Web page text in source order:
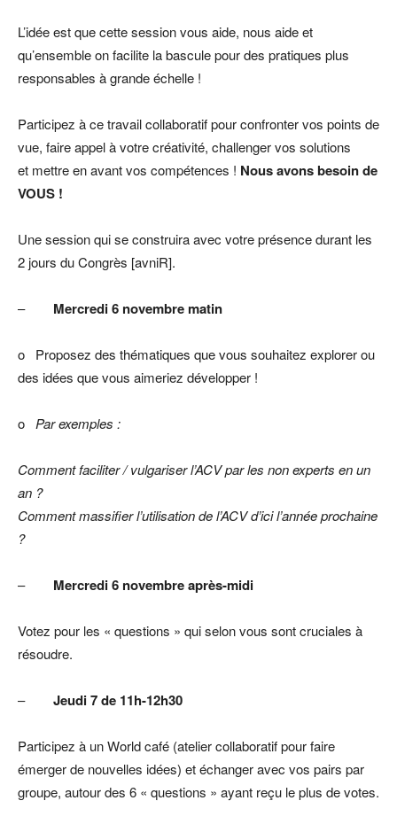
L’idée est que cette session vous aide, nous aide et
qu’ensemble on facilite la bascule pour des pratiques plus
responsables à grande échelle !
Participez à ce travail collaboratif pour confronter vos points de
vue, faire appel à votre créativité, challenger vos solutions
et mettre en avant vos compétences ! Nous avons besoin de
VOUS !
Une session qui se construira avec votre présence durant les
2 jours du Congrès [avniR].
– Mercredi 6 novembre matin
o Proposez des thématiques que vous souhaitez explorer ou
des idées que vous aimeriez développer !
o Par exemples :
Comment faciliter / vulgariser l’ACV par les non experts en un
an ?
Comment massifier l’utilisation de l’ACV d’ici l’année prochaine
?
– Mercredi 6 novembre après-midi
Votez pour les « questions » qui selon vous sont cruciales à
résoudre.
– Jeudi 7 de 11h-12h30
Participez à un World café (atelier collaboratif pour faire
émerger de nouvelles idées) et échanger avec vos pairs par
groupe, autour des 6 « questions » ayant reçu le plus de votes.